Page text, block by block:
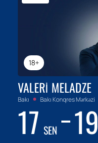
18+
VALERI MELADZE
Bakı Bakı Konqres Mərkəzi
17 SEN 19